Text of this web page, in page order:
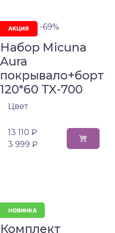
-69%
Набор Micuna
Aura
покрывало+борт
120*60 TX-700
Цвет
13 110 ₽
3 999 ₽
Комплект